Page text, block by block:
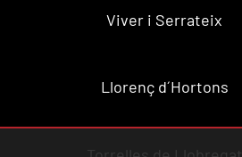
Viver i Serrateix
Llorenç d´Hortons